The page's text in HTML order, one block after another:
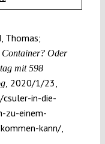
Thomas;
Oder
mit 598
2020/1/23,
in-die-
zu-einem-
kann/,